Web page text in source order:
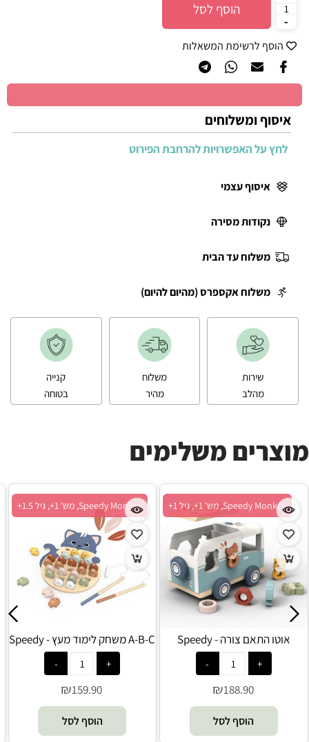
הוסף לסל
הוסף לרשימת המשאלות
איסוף ומשלוחים
לחץ על האפשרויות להרחבת הפירוט
איסוף עצמי
נקודות מסירה
משלוח עד הבית
משלוח אקספרס (מהיום להיום)
שירות
מהלב
משלוח
מהיר
קנייה
בטוחה
מוצרים משלימים
Speedy Monkey, מש' 1+, גיל 1.5+
A-B-C משחק לימוד מעץ - Speedy
Monkey
₪159.90
הוסף לסל
Speedy Monkey, מש' 1+, גיל 1+
אוטו התאם צורה - Speedy
Monkey
₪188.90
הוסף לסל